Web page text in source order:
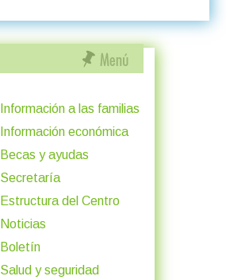
Información a las familias
Información económica
Becas y ayudas
Secretaría
Estructura del Centro
Noticias
Boletín
Salud y seguridad